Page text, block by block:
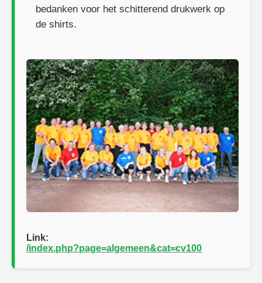
bedanken voor het schitterend drukwerk op
de shirts.
Link:
/index.php?page=algemeen&cat=cv100